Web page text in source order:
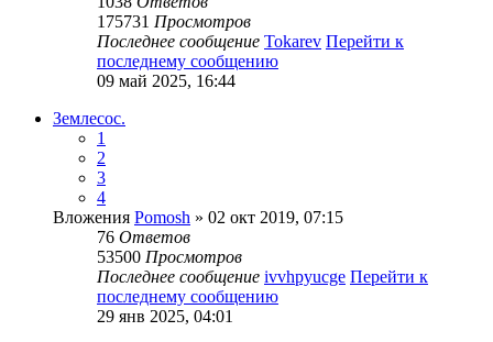
175731 Просмотров
Последнее сообщение Tokarev Перейти к
последнему сообщению
09 май 2025, 16:44
Землесос.
1
2
3
4
Вложения Pomosh » 02 окт 2019, 07:15
76 Ответов
53500 Просмотров
Последнее сообщение ivvhpyucge Перейти к
последнему сообщению
29 янв 2025, 04:01